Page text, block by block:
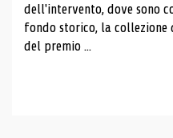
dell'intervento, dove sono
fondo storico, la collezione
del premio ...